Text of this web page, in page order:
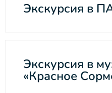
Экскурсия в
Экскурсия в
«Красное